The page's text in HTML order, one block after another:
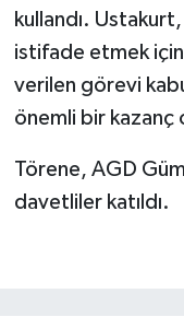
kullandı.
istifade etmek
verilen görevi
önemli bir kazanç
Törene, AGD
davetliler katıldı.